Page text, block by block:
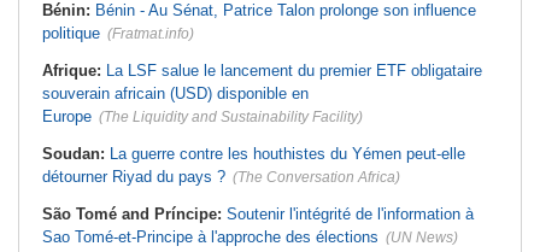
Bénin: Bénin - Au Sénat, Patrice Talon prolonge son influence
politique (Fratmat.info)
Afrique: La LSF salue le lancement du premier ETF obligataire
souverain africain (USD) disponible en
Europe (The Liquidity and Sustainability Facility)
Soudan: La guerre contre les houthistes du Yémen peut-elle
détourner Riyad du pays ? (The Conversation Africa)
São Tomé and Príncipe: Soutenir l'intégrité de l'information à
Sao Tomé-et-Principe à l'approche des élections (UN News)